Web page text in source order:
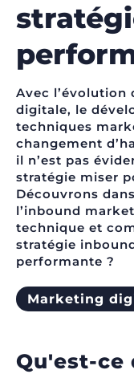
Avec l’évolution
digitale, le
techniques
changement
il n’est pas
stratégie miser
Découvrons
l’inbound
technique et
stratégie
performante ?
Marketing
Qu'est-ce